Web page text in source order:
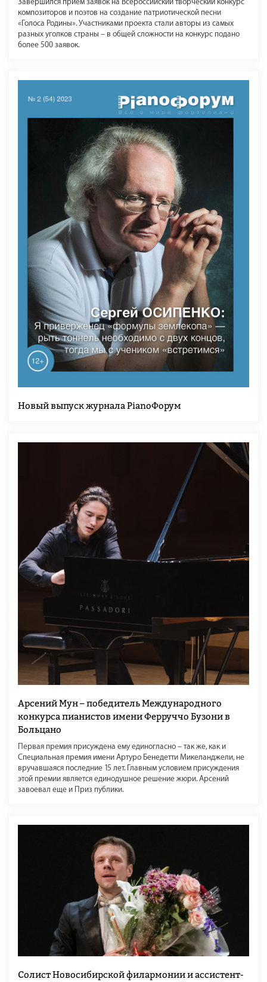
композиторов и поэтов на создание патриотической песни
«Голоса Родины». Участниками проекта стали авторы из самых
разных уголков страны – в общей сложности на конкурс подано
более 500 заявок.
Новый выпуск журнала PianoФорум
Арсений Мун – победитель Международного
конкурса пианистов имени Ферруччо Бузони в
Больцано
Первая премия присуждена ему единогласно – так же, как и
Специальная премия имени Артуро Бенедетти Микеланджели, не
вручавшаяся последние 15 лет. Главным условием присуждения
этой премии является единодушное решение жюри. Арсений
завоевал еще и Приз публики.
Солист Новосибирской филармонии и ассистент-